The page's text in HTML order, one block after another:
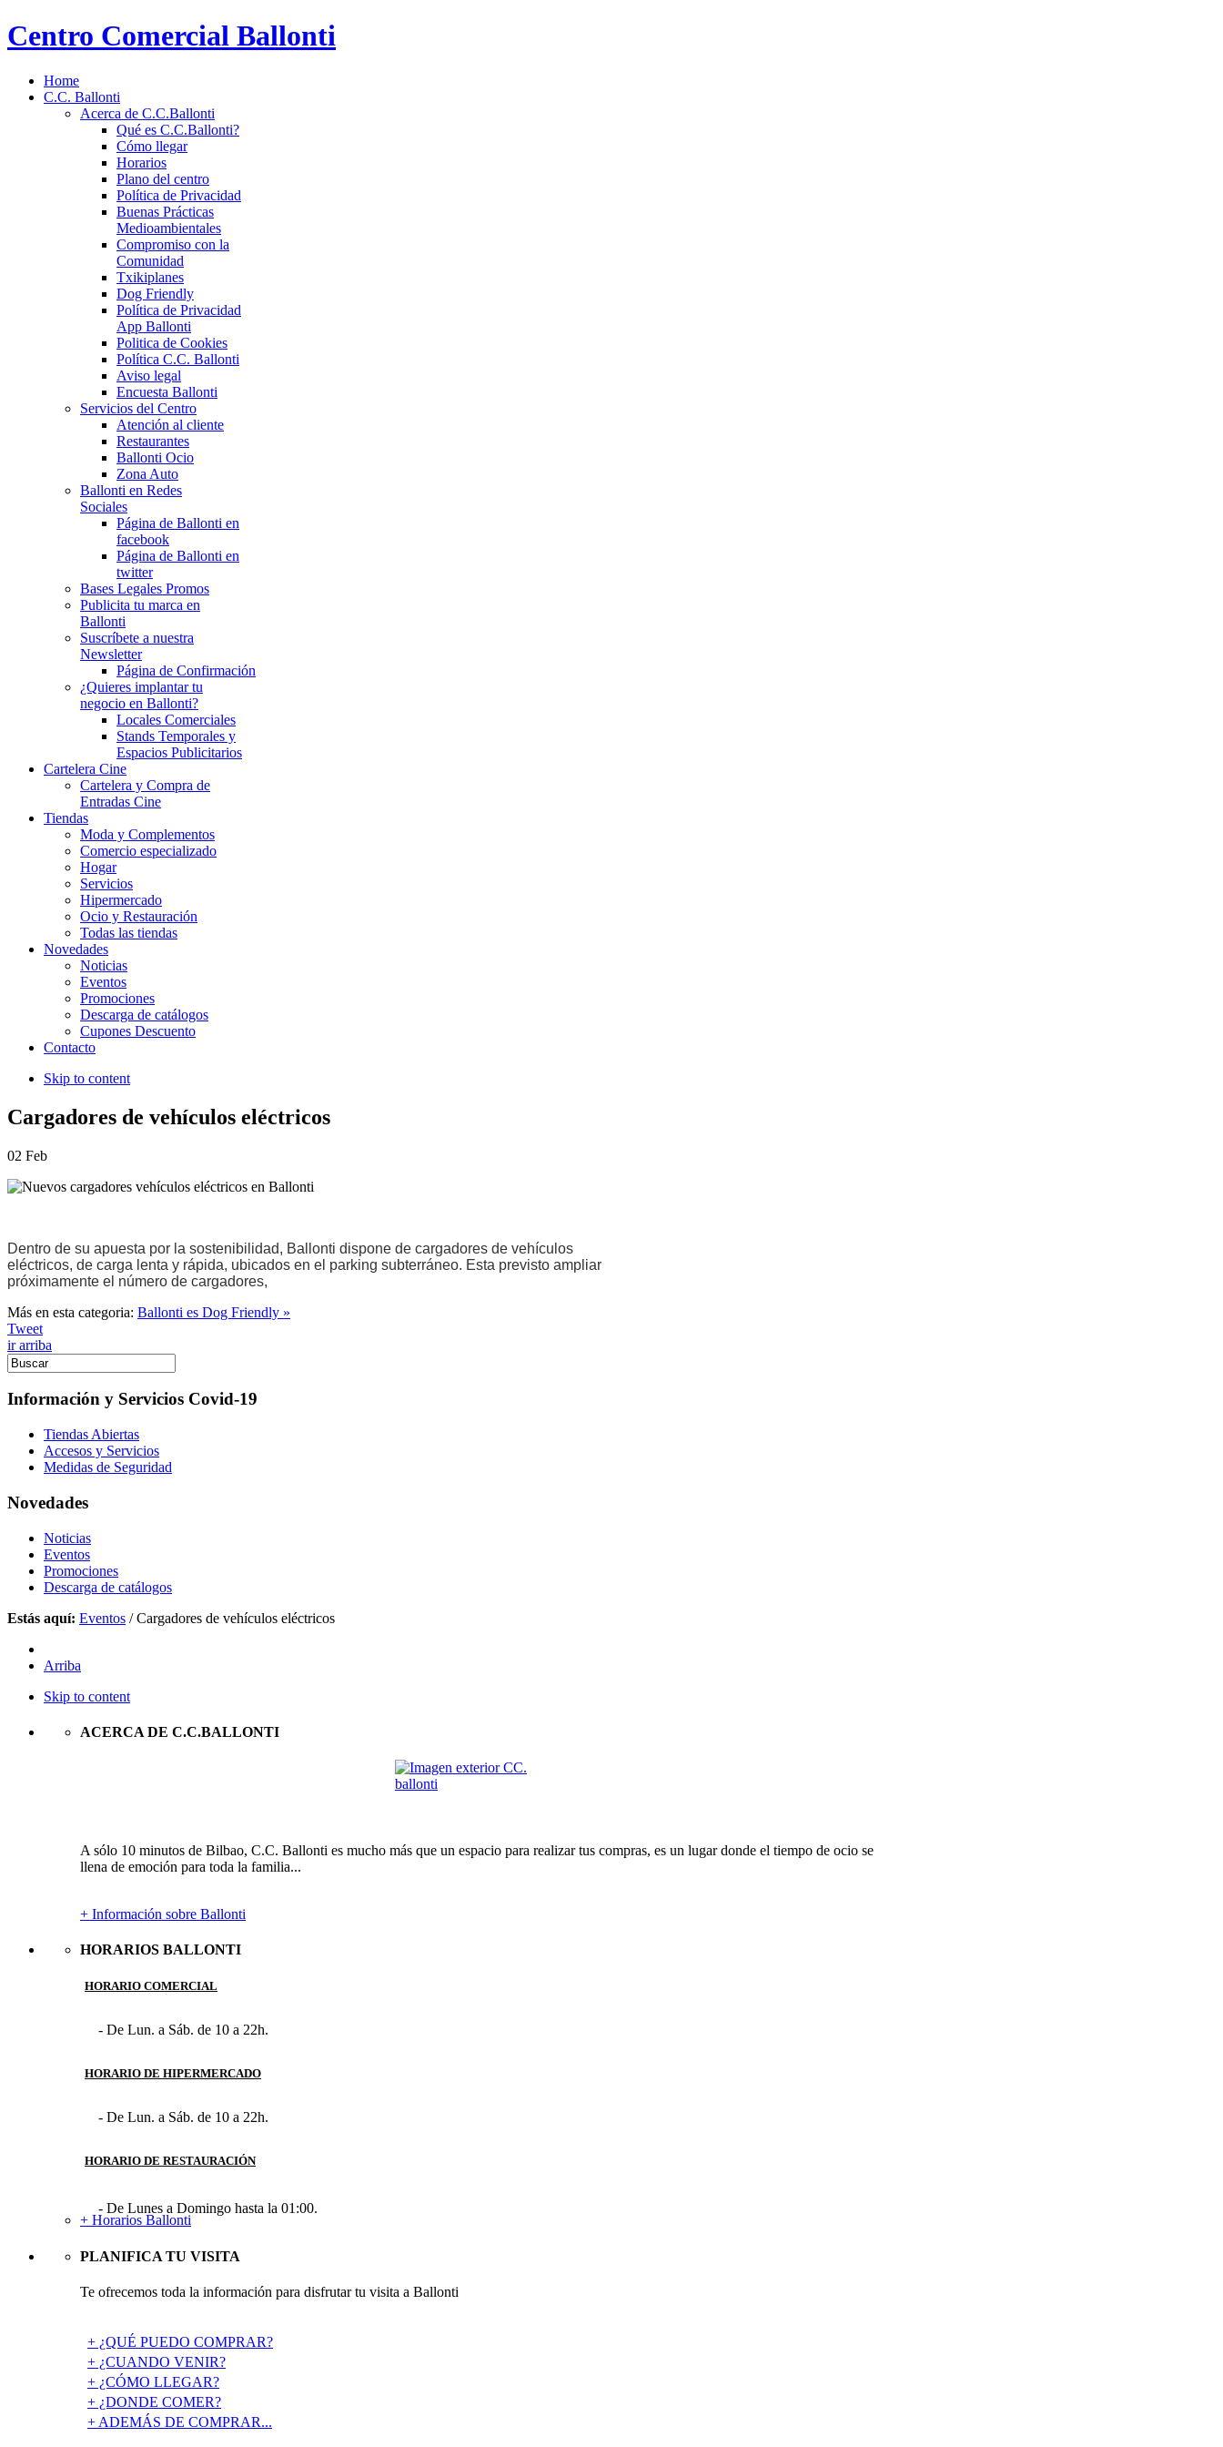
Centro Comercial Ballonti
Home
C.C. Ballonti
Acerca de C.C.Ballonti
Qué es C.C.Ballonti?
Cómo llegar
Horarios
Plano del centro
Política de Privacidad
Buenas Prácticas
Medioambientales
Compromiso con la
Comunidad
Txikiplanes
Dog Friendly
Política de Privacidad
App Ballonti
Politica de Cookies
Política C.C. Ballonti
Aviso legal
Encuesta Ballonti
Servicios del Centro
Atención al cliente
Restaurantes
Ballonti Ocio
Zona Auto
Ballonti en Redes
Sociales
Página de Ballonti en
facebook
Página de Ballonti en
twitter
Bases Legales Promos
Publicita tu marca en
Ballonti
Suscríbete a nuestra
Newsletter
Página de Confirmación
¿Quieres implantar tu
negocio en Ballonti?
Locales Comerciales
Stands Temporales y
Espacios Publicitarios
Cartelera Cine
Cartelera y Compra de
Entradas Cine
Tiendas
Moda y Complementos
Comercio especializado
Hogar
Servicios
Hipermercado
Ocio y Restauración
Todas las tiendas
Novedades
Noticias
Eventos
Promociones
Descarga de catálogos
Cupones Descuento
Contacto
Skip to content
Cargadores de vehículos eléctricos
02 Feb
Dentro de su apuesta por la sostenibilidad, Ballonti dispone de cargadores de vehículos
eléctricos, de carga lenta y rápida, ubicados en el parking subterráneo. Esta previsto ampliar
próximamente el número de cargadores,
Más en esta categoria: Ballonti es Dog Friendly »
Tweet
ir arriba
Información y Servicios Covid-19
Tiendas Abiertas
Accesos y Servicios
Medidas de Seguridad
Novedades
Noticias
Eventos
Promociones
Descarga de catálogos
Estás aquí: Eventos /Cargadores de vehículos eléctricos
Arriba
Skip to content
ACERCA DE C.C.BALLONTI
A sólo 10 minutos de Bilbao, C.C. Ballonti es mucho más que un espacio para realizar tus compras, es un lugar donde el tiempo de ocio se
llena de emoción para toda la familia...
+ Información sobre Ballonti
HORARIOS BALLONTI
HORARIO COMERCIAL
- De Lun. a Sáb. de 10 a 22h.
HORARIO DE HIPERMERCADO
- De Lun. a Sáb. de 10 a 22h.
HORARIO DE RESTAURACIÓN
- De Lunes a Domingo hasta la 01:00.
+ Horarios Ballonti
PLANIFICA TU VISITA
Te ofrecemos toda la información para disfrutar tu visita a Ballonti
+ ¿QUÉ PUEDO COMPRAR?
+ ¿CUANDO VENIR?
+ ¿CÓMO LLEGAR?
+ ¿DONDE COMER?
+ ADEMÁS DE COMPRAR...